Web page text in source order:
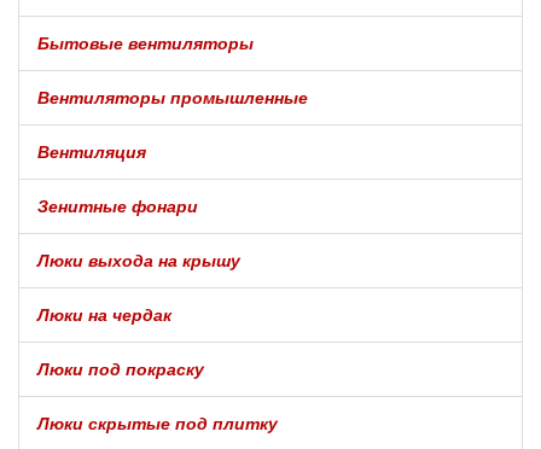
Бытовые вентиляторы
Вентиляторы промышленные
Вентиляция
Зенитные фонари
Люки выхода на крышу
Люки на чердак
Люки под покраску
Люки скрытые под плитку